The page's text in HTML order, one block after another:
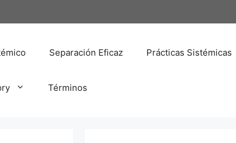
Separación Eficaz Prácticas Sistémicas
Términos